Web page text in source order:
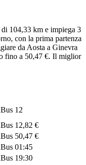
104,33 km e impiega 3
con la prima partenza
da Aosta a Ginevra
fino a 50,47 €. Il miglior
12
12,82 €
50,47 €
01:45
19:30